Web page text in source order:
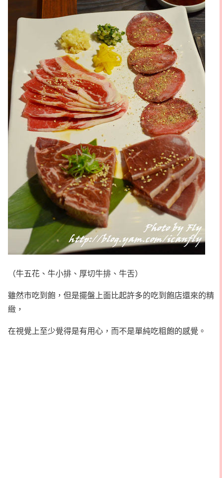
（牛五花、牛小排、厚切牛排、牛舌）
雖然市吃到飽，但是擺盤上面比起許多的吃到飽店還來的精
緻，
在視覺上至少覺得是有用心，而不是單純吃粗飽的感覺。